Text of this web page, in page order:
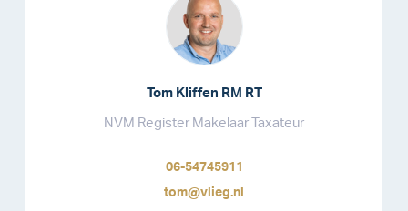
Tom Kliffen RM RT
NVM Register Makelaar Taxateur
06-54745911
tom@vlieg.nl